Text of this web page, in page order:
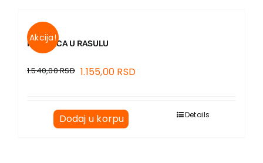
Akcija!
PORODICA U RASULU
1.540,00RSD 1.155,00 RSD
Dodaj u korpu Details